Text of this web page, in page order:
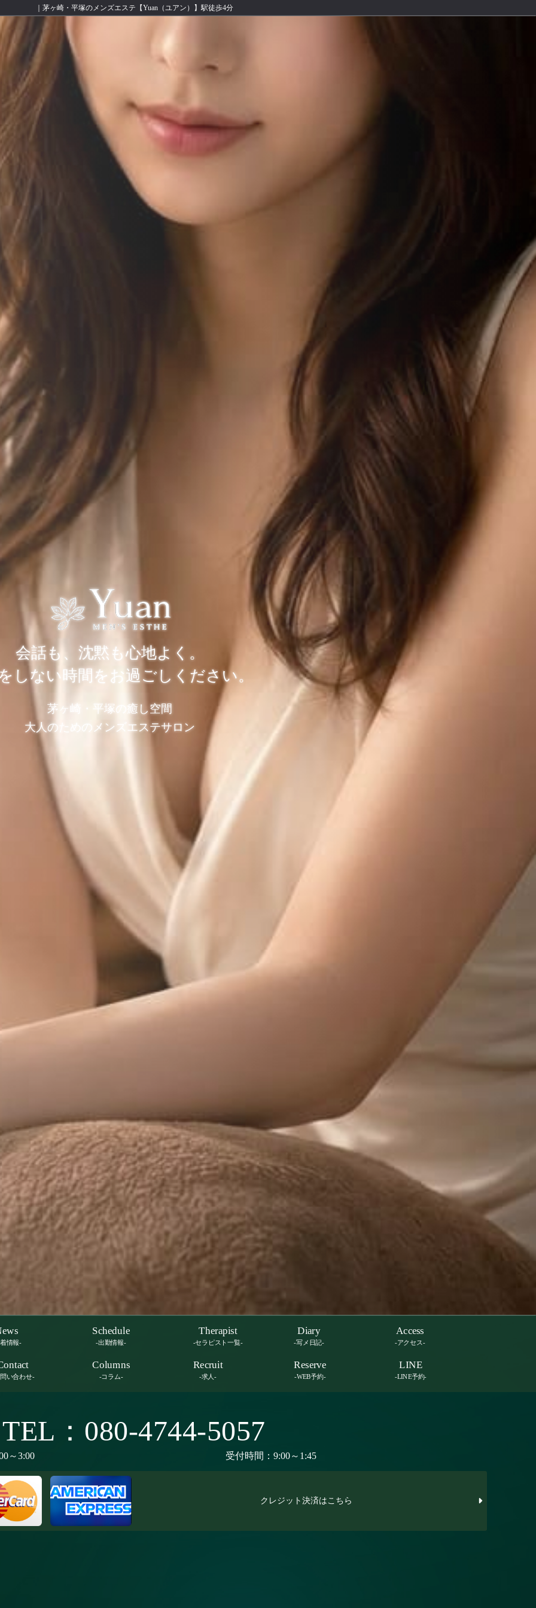
｜茅ヶ崎・平塚のメンズエステ【Yuan（ユアン）】駅徒歩4分
会話も、沈黙も心地よく。
しない時間をお過ごしください。
茅ヶ崎・平塚の癒し空間
大人のためのメンズエステサロン
情報-
Schedule
-出勤情報-
Therapist
-セラピスト一覧-
Diary
-写メ日記-
Access
-アクセス-
い合わせ-
Columns
-コラム-
Recruit
-求人-
Reserve
-WEB予約-
LINE
-LINE予約-
TEL：080-4744-5057
～3:00 受付時間：9:00～1:45
クレジット決済はこちら